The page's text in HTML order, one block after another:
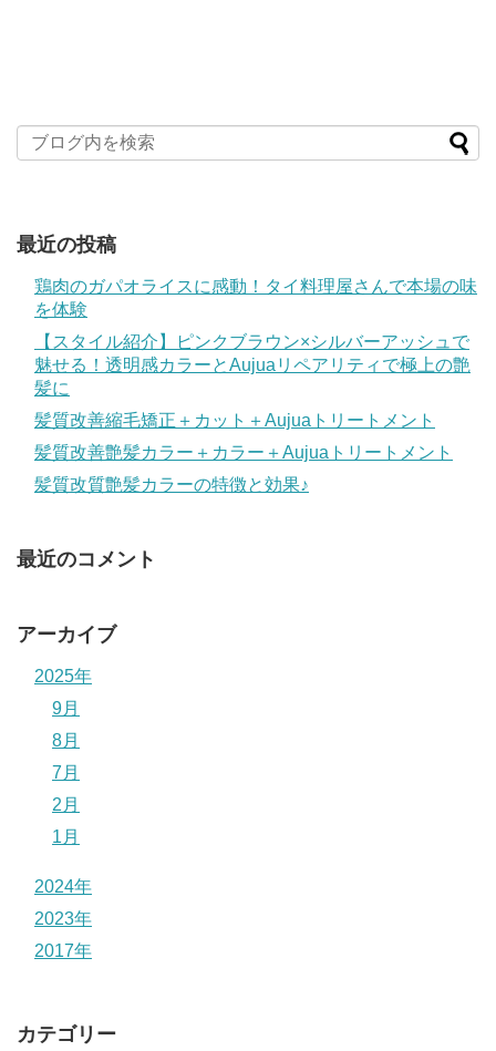
最近の投稿
鶏肉のガパオライスに感動！タイ料理屋さんで本場の味
を体験
【スタイル紹介】ピンクブラウン×シルバーアッシュで
魅せる！透明感カラーとAujuaリペアリティで極上の艶
髪に
髪質改善縮毛矯正＋カット＋Aujuaトリートメント
髪質改善艶髪カラー＋カラー＋Aujuaトリートメント
髪質改質艶髪カラーの特徴と効果♪
最近のコメント
アーカイブ
2025年
9月
8月
7月
2月
1月
2024年
2023年
2017年
カテゴリー